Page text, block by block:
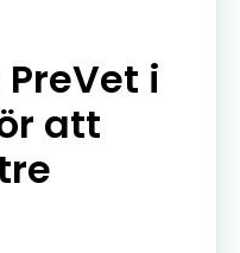
i
att